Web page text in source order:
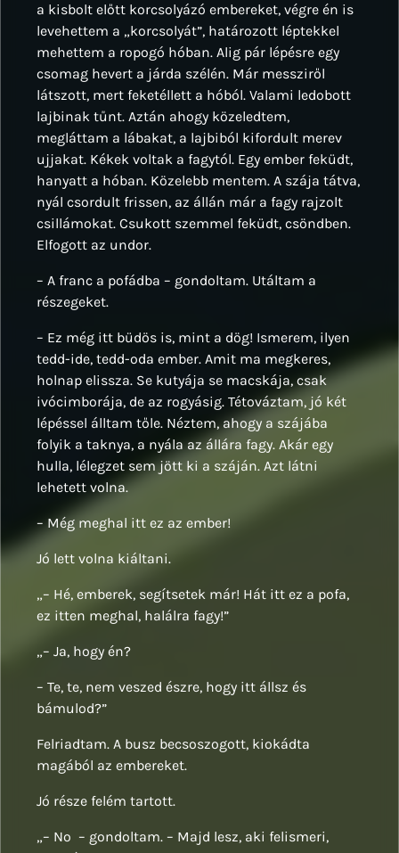
a kisbolt előtt korcsolyázó embereket, végre én is
levehettem a „korcsolyát”, határozott léptekkel
mehettem a ropogó hóban. Alig pár lépésre egy
csomag hevert a járda szélén. Már messziről
látszott, mert feketéllett a hóból. Valami ledobott
lajbinak tűnt. Aztán ahogy közeledtem,
megláttam a lábakat, a lajbiból kifordult merev
ujjakat. Kékek voltak a fagytól. Egy ember feküdt,
hanyatt a hóban. Közelebb mentem. A szája tátva,
nyál csordult frissen, az állán már a fagy rajzolt
csillámokat. Csukott szemmel feküdt, csöndben.
Elfogott az undor.
– A franc a pofádba – gondoltam. Utáltam a
részegeket.
– Ez még itt büdös is, mint a dög! Ismerem, ilyen
tedd-ide, tedd-oda ember. Amit ma megkeres,
holnap elissza. Se kutyája se macskája, csak
ivócimborája, de az rogyásig. Tétováztam, jó két
lépéssel álltam tőle. Néztem, ahogy a szájába
folyik a taknya, a nyála az állára fagy. Akár egy
hulla, lélegzet sem jött ki a száján. Azt látni
lehetett volna.
– Még meghal itt ez az ember!
Jó lett volna kiáltani.
„– Hé, emberek, segítsetek már! Hát itt ez a pofa,
ez itten meghal, halálra fagy!”
„– Ja, hogy én?
– Te, te, nem veszed észre, hogy itt állsz és
bámulod?”
Felriadtam. A busz becsoszogott, kiokádta
magából az embereket.
Jó része felém tartott.
„– No – gondoltam. – Majd lesz, aki felismeri,